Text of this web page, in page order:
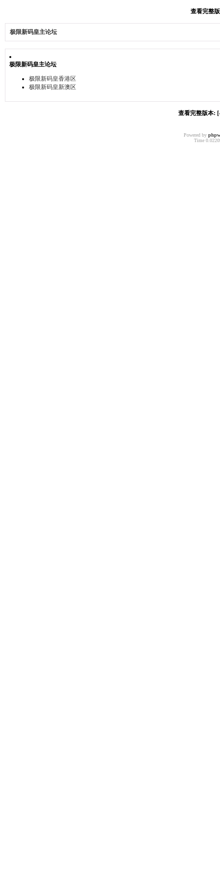
查看完整
极限新码皇主论坛
极限新码皇主论坛
极限新码皇香港区
极限新码皇新澳区
查看完整版本:
Powered by
Time